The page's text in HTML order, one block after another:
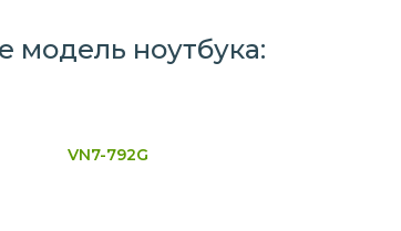
модель ноутбука:
VN7-792G